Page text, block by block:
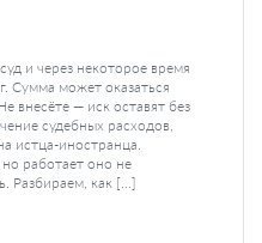
и через некоторое время
Сумма может оказаться
внесёте — иск оставят без
судебных расходов,
истца-иностранца.
работает оно не
Разбираем, как […]